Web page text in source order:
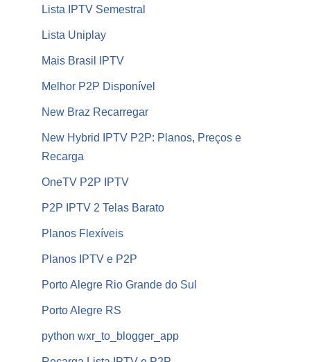
Lista IPTV Semestral
Lista Uniplay
Mais Brasil IPTV
Melhor P2P Disponível
New Braz Recarregar
New Hybrid IPTV P2P: Planos, Preços e
Recarga
OneTV P2P IPTV
P2P IPTV 2 Telas Barato
Planos Flexíveis
Planos IPTV e P2P
Porto Alegre Rio Grande do Sul
Porto Alegre RS
python wxr_to_blogger_app